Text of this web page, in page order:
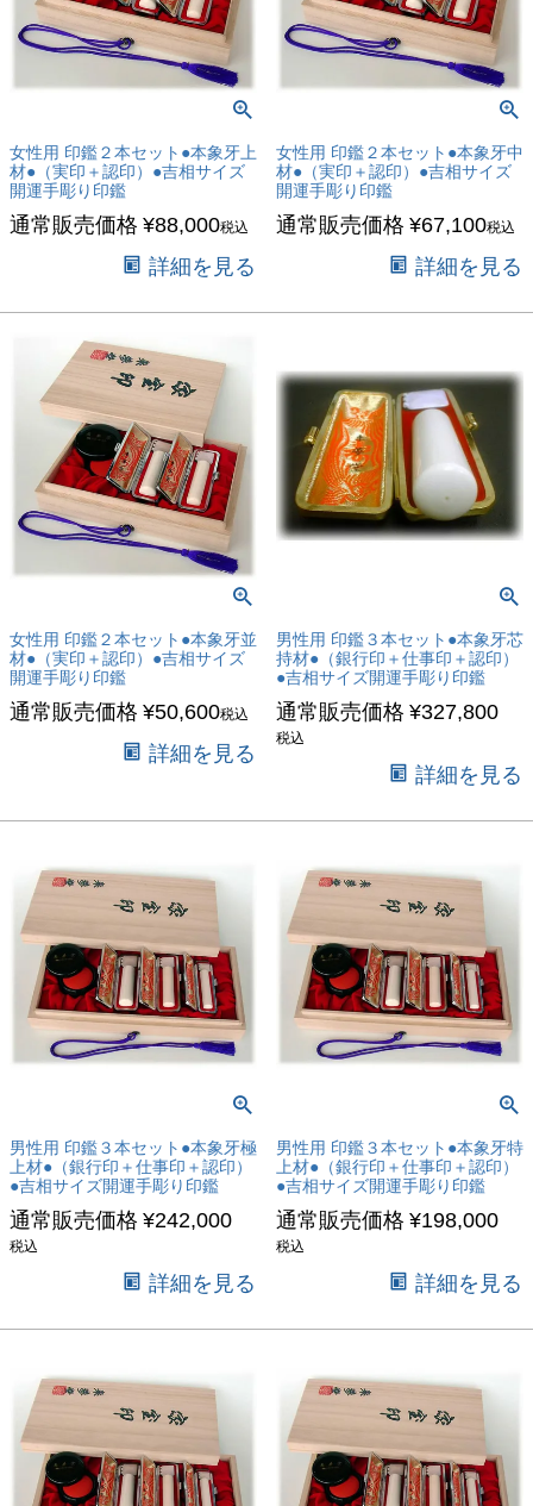
女性用 印鑑２本セット●本象牙上
材●（実印＋認印）●吉相サイズ
開運手彫り印鑑
通常販売価格 ¥88,000税込
詳細を見る
女性用 印鑑２本セット●本象牙中
材●（実印＋認印）●吉相サイズ
開運手彫り印鑑
通常販売価格 ¥67,100税込
詳細を見る
女性用 印鑑２本セット●本象牙並
材●（実印＋認印）●吉相サイズ
開運手彫り印鑑
通常販売価格 ¥50,600税込
詳細を見る
男性用 印鑑３本セット●本象牙芯
持材●（銀行印＋仕事印＋認印）
●吉相サイズ開運手彫り印鑑
通常販売価格 ¥327,800
税込
詳細を見る
男性用 印鑑３本セット●本象牙極
上材●（銀行印＋仕事印＋認印）
●吉相サイズ開運手彫り印鑑
通常販売価格 ¥242,000
税込
詳細を見る
男性用 印鑑３本セット●本象牙特
上材●（銀行印＋仕事印＋認印）
●吉相サイズ開運手彫り印鑑
通常販売価格 ¥198,000
税込
詳細を見る